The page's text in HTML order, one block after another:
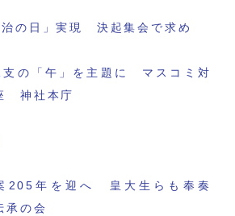
治の日」実現 決起集会で求め
支の「午」を主題に マスコミ対
神社本庁
205年を迎へ 皇大生らも奉奏
の会